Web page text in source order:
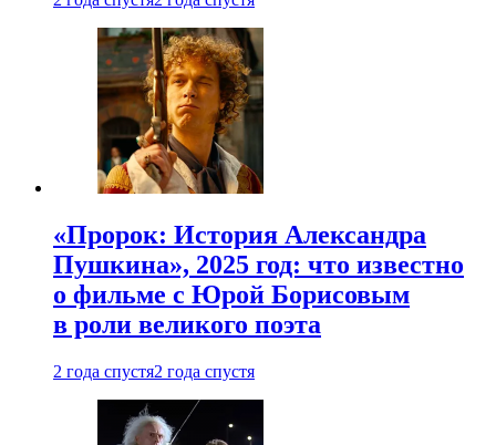
«Пророк: История Александра
Пушкина», 2025 год: что известно
о фильме с Юрой Борисовым
в роли великого поэта
2 года спустя2 года спустя